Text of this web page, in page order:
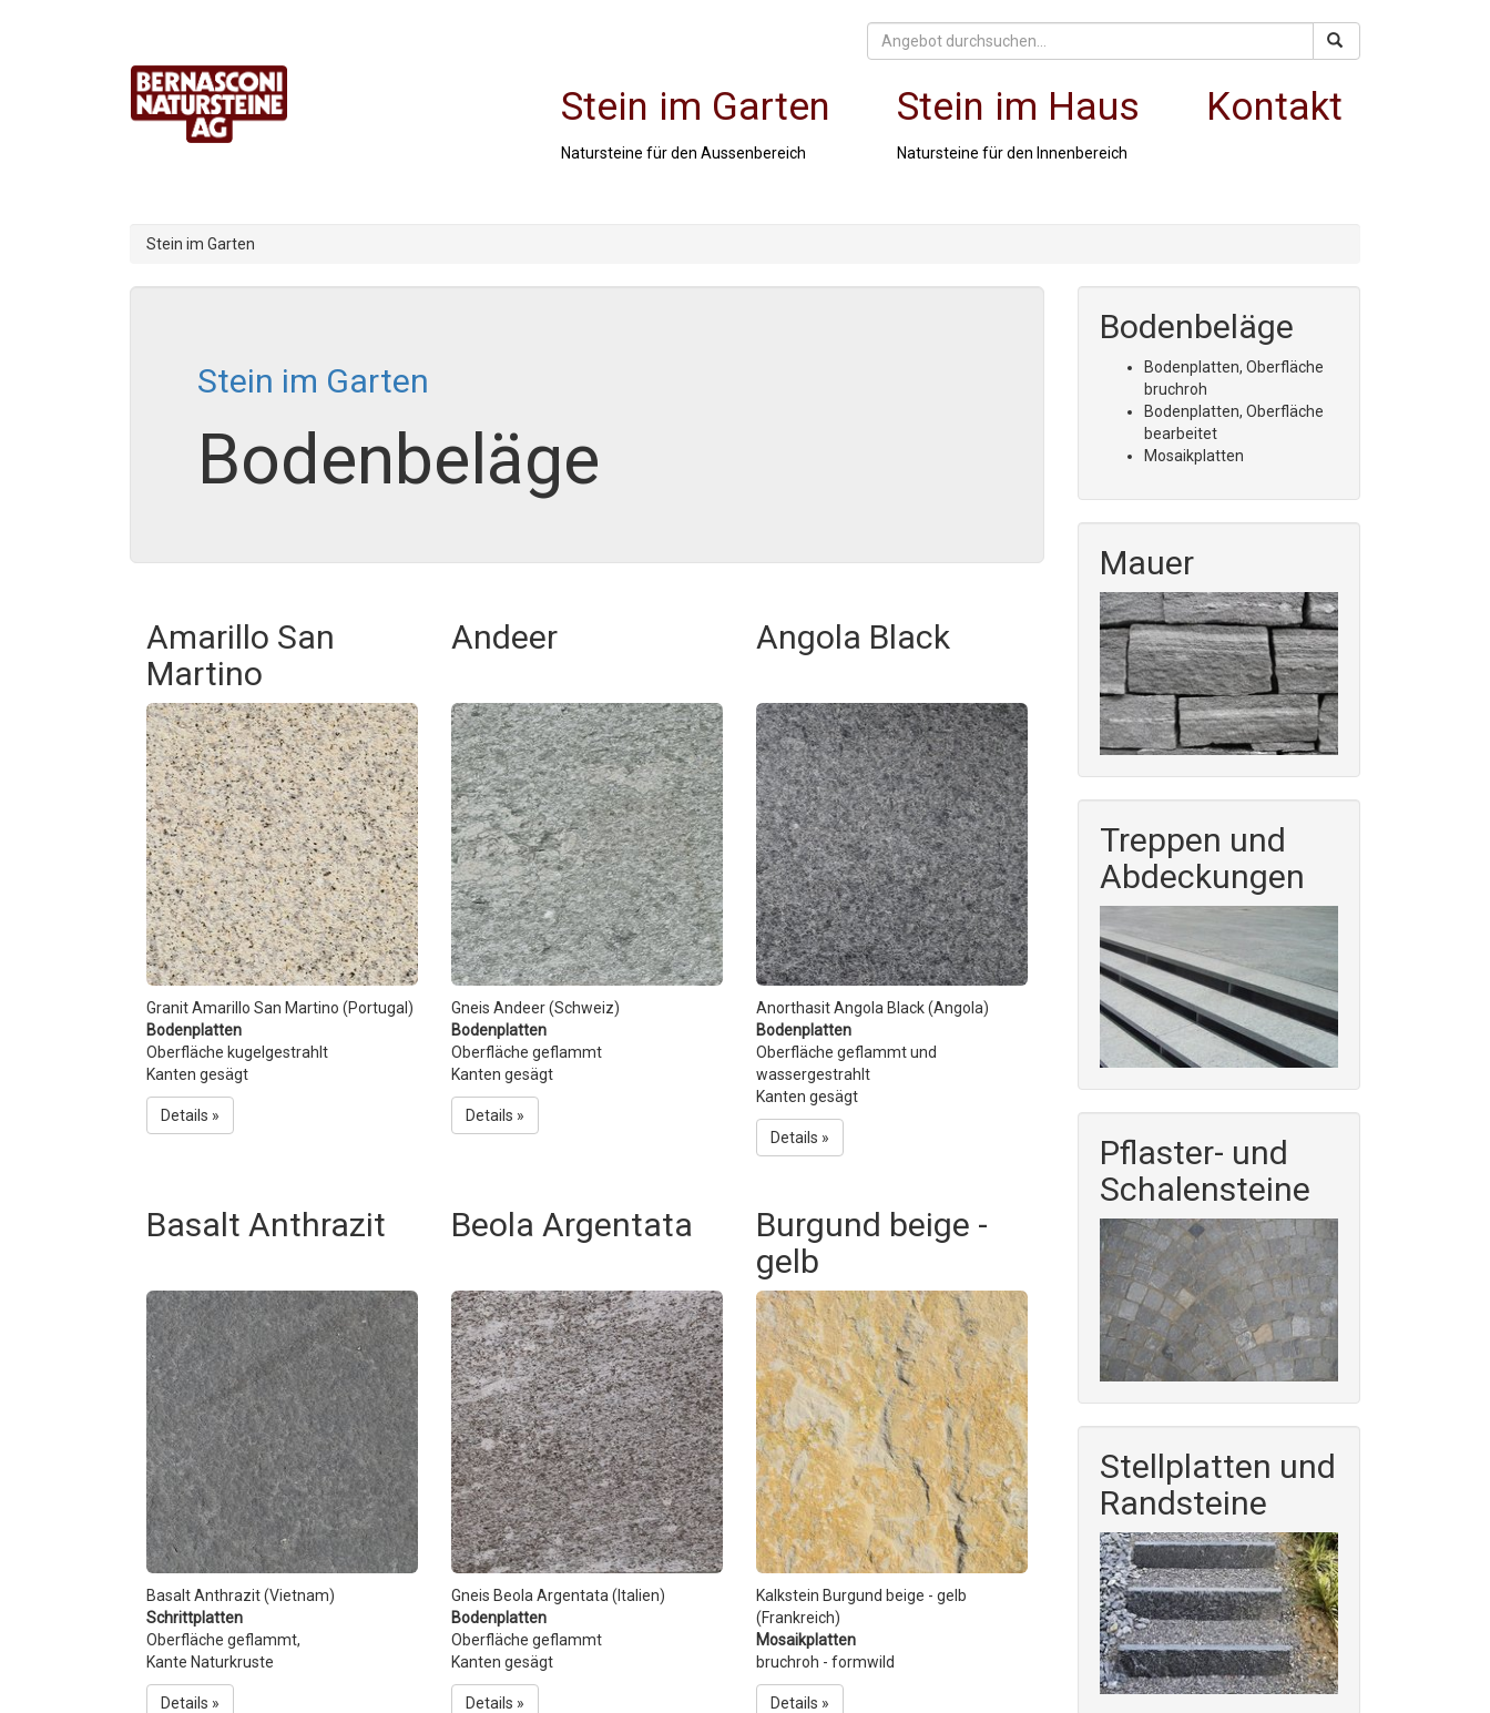
Stein im Garten
Natursteine für den Aussenbereich
Stein im Haus
Natursteine für den Innenbereich
Kontakt
Stein im Garten
Stein im Garten
Bodenbeläge
Amarillo San
Martino
Granit Amarillo San Martino (Portugal)
Bodenplatten
Oberfläche kugelgestrahlt
Kanten gesägt
Details »
Andeer
Gneis Andeer (Schweiz)
Bodenplatten
Oberfläche geflammt
Kanten gesägt
Details »
Angola Black
Anorthasit Angola Black (Angola)
Bodenplatten
Oberfläche geflammt und
wassergestrahlt
Kanten gesägt
Details »
Basalt Anthrazit
Basalt Anthrazit (Vietnam)
Schrittplatten
Oberfläche geflammt,
Kante Naturkruste
Details »
Beola Argentata
Gneis Beola Argentata (Italien)
Bodenplatten
Oberfläche geflammt
Kanten gesägt
Details »
Burgund beige -
gelb
Kalkstein Burgund beige - gelb
(Frankreich)
Mosaikplatten
bruchroh - formwild
Details »
Bodenbeläge
Bodenplatten, Oberfläche
bruchroh
Bodenplatten, Oberfläche
bearbeitet
Mosaikplatten
Mauer
Treppen und
Abdeckungen
Pflaster- und
Schalensteine
Stellplatten und
Randsteine